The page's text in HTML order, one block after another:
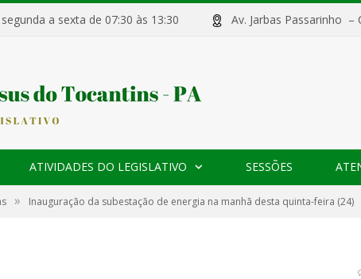
segunda a sexta de 07:30 às 13:30 Av. Jarbas
ATIVIDADES DO LEGISLATIVO SESSÕES
» Inauguração da subestação de energia na manhã desta quinta-feira (24)